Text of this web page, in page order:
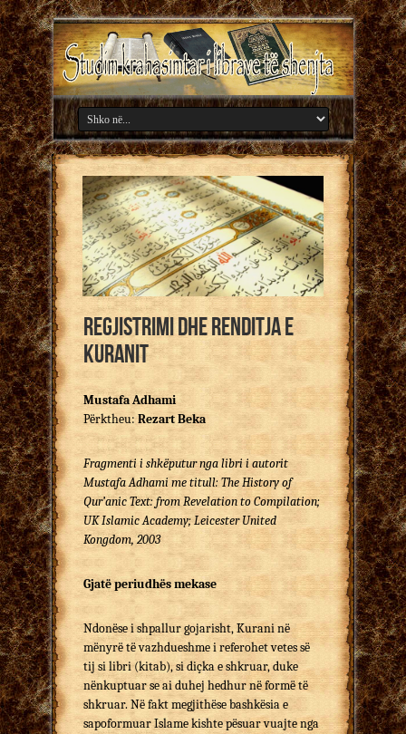
Regjistrimi dhe renditja e
Kuranit
Mustafa Adhami
Përktheu: Rezart Beka
Fragmenti i shkëputur nga libri i autorit
Mustafa Adhami me titull: The History of
Qur’anic Text: from Revelation to Compilation;
UK Islamic Academy; Leicester United
Kongdom, 2003
Gjatë periudhës mekase
Ndonëse i shpallur gojarisht, Kurani në
mënyrë të vazhdueshme i referohet vetes së
tij si libri (kitab), si diçka e shkruar, duke
nënkuptuar se ai duhej hedhur në formë të
shkruar. Në fakt megjithëse bashkësia e
sapoformuar Islame kishte pësuar vuajte nga